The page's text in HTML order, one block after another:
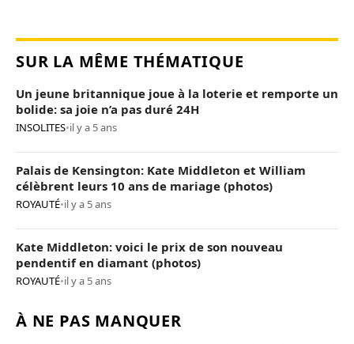
SUR LA MÊME THÉMATIQUE
Un jeune britannique joue à la loterie et remporte un
bolide: sa joie n’a pas duré 24H
INSOLITES•il y a 5 ans
Palais de Kensington: Kate Middleton et William
célèbrent leurs 10 ans de mariage (photos)
ROYAUTÉ•il y a 5 ans
Kate Middleton: voici le prix de son nouveau
pendentif en diamant (photos)
ROYAUTÉ•il y a 5 ans
À NE PAS MANQUER